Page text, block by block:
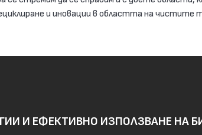
и иновации в областта на чистите
И ЕФЕКТИВНО ИЗПОЛЗВАНЕ НА